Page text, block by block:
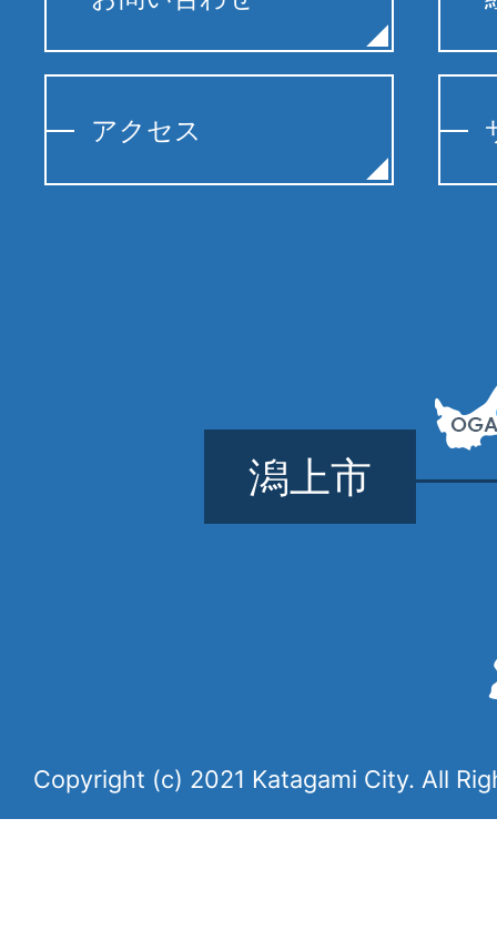
アクセス
潟上市
Copyright (c) 2021 Katagami City. All